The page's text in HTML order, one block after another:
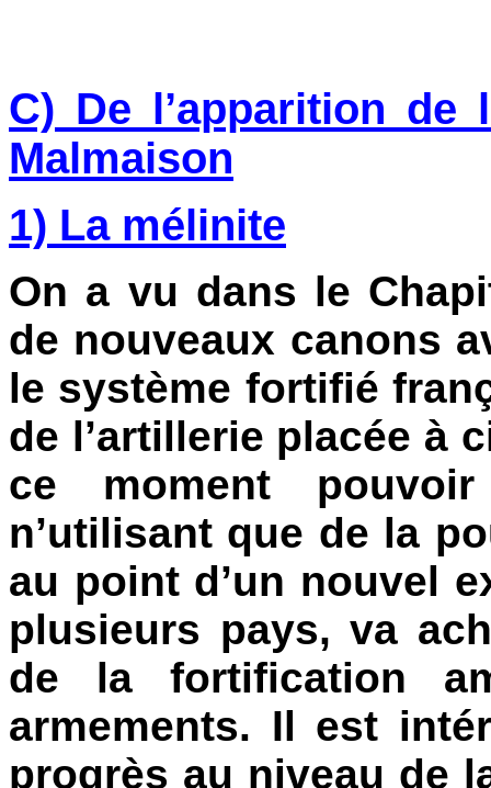
C) De l’apparition
Malmaison
1) La mélinite
On a vu dans le
de nouveaux canons
le système fortifié
de l’artillerie placée à
ce moment
n’utilisant que de la
au point d’un nouvel
plusieurs pays, va
de la fortification
armements. Il est
progrès au niveau de